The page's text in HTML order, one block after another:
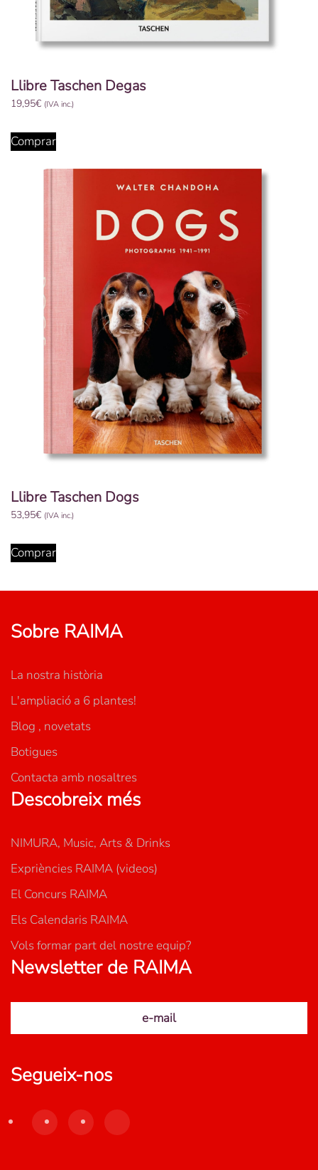
Llibre Taschen Degas
19,95€ (IVA inc.)
Comprar
Llibre Taschen Dogs
53,95€ (IVA inc.)
Comprar
Sobre RAIMA
La nostra història
L'ampliació a 6 plantes!
Blog , novetats
Botigues
Contacta amb nosaltres
Descobreix més
NIMURA, Music, Arts & Drinks
Expriències RAIMA (videos)
El Concurs RAIMA
Els Calendaris RAIMA
Vols formar part del nostre equip?
Newsletter de RAIMA
e-mail
Segueix-nos